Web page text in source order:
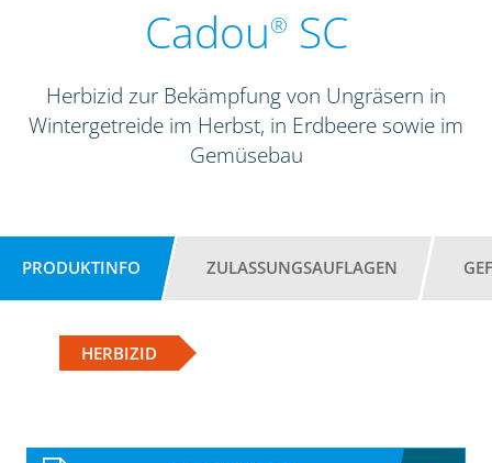
Cadou® SC
Herbizid zur Bekämpfung von Ungräsern in
Wintergetreide im Herbst, in Erdbeere sowie im
Gemüsebau
PRODUKTINFO ZULASSUNGSAUFLAGEN
HERBIZID